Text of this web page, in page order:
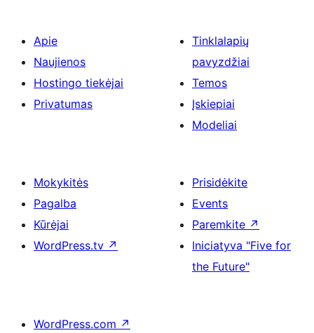
Apie
Naujienos
Hostingo tiekėjai
Privatumas
Tinklalapių
pavyzdžiai
Temos
Įskiepiai
Modeliai
Mokykitės
Pagalba
Kūrėjai
WordPress.tv ↗
Prisidėkite
Events
Paremkite ↗
Iniciatyva "Five for
the Future"
WordPress.com ↗